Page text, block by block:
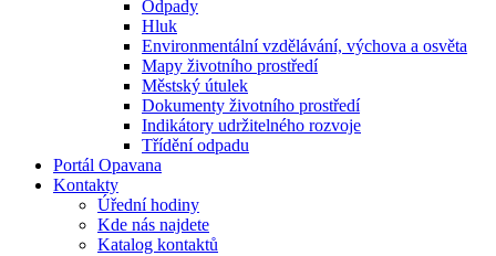
Odpady
Hluk
Environmentální vzdělávání, výchova a osvěta
Mapy životního prostředí
Městský útulek
Dokumenty životního prostředí
Indikátory udržitelného rozvoje
Třídění odpadu
Portál Opavana
Kontakty
Úřední hodiny
Kde nás najdete
Katalog kontaktů